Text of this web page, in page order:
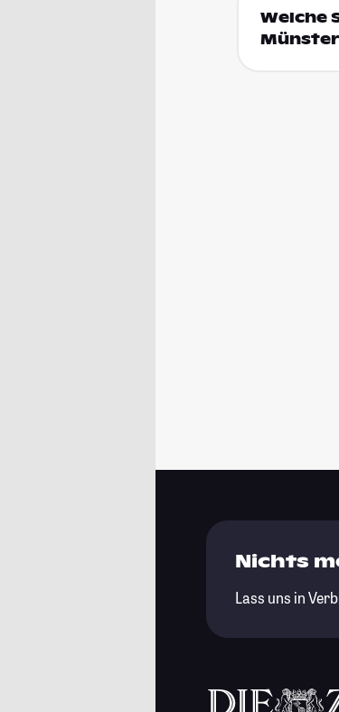
Welche
Nichts
Lass uns in